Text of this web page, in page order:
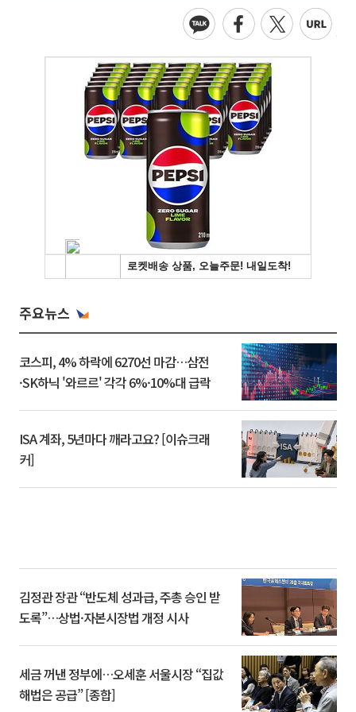
주요뉴스
코스피, 4% 하락에 6270선 마감…삼전
·SK하닉 '와르르' 각각 6%·10%대 급락
ISA 계좌, 5년마다 깨라고요? [이슈크래
커]
김정관 장관 “반도체 성과급, 주총 승인 받
도록”…상법·자본시장법 개정 시사
세금 꺼낸 정부에…오세훈 서울시장 “집값
해법은 공급” [종합]